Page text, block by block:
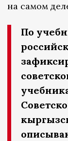
на самом
По